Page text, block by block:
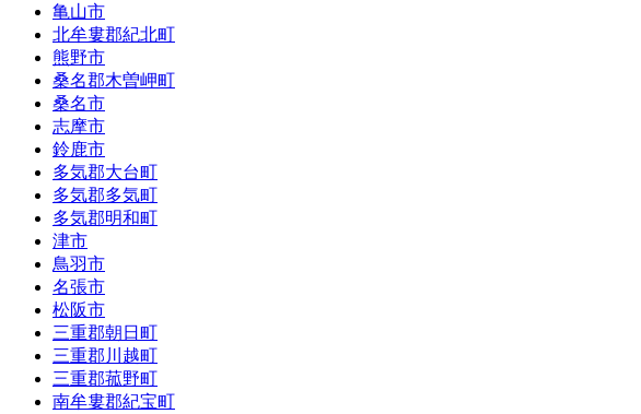
亀山市
北牟婁郡紀北町
熊野市
桑名郡木曽岬町
桑名市
志摩市
鈴鹿市
多気郡大台町
多気郡多気町
多気郡明和町
津市
鳥羽市
名張市
松阪市
三重郡朝日町
三重郡川越町
三重郡菰野町
南牟婁郡紀宝町